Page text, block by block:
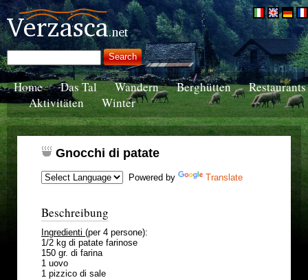
Home Das Tal Wandern Berghütten
Restaurants
Aktivitäten
Winter
Gnocchi di patate
Powered by Translate
Beschreibung
Ingredienti (per 4 persone):
1/2 kg di patate farinose
150 gr. di farina
1 uovo
1 pizzico di sale